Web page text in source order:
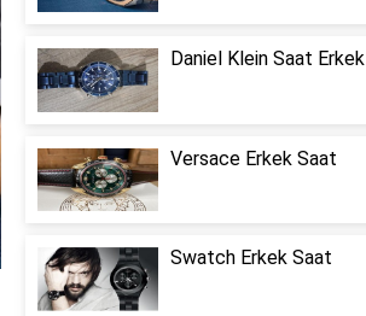
Daniel Klein Saat Erkek
Versace Erkek Saat
Swatch Erkek Saat